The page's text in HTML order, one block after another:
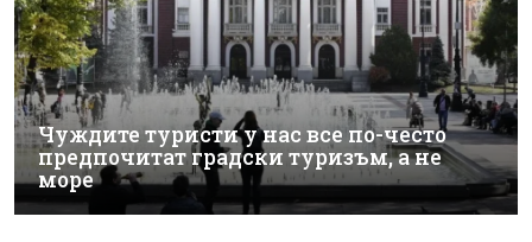
Чуждите туристи у нас все по-често
предпочитат градски туризъм, а не
море